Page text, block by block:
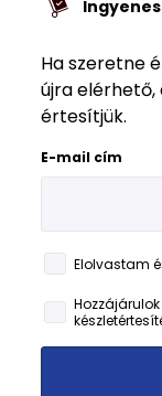
Ha szeretne
újra
értesítjük.
E-mail cím
Elolvastam